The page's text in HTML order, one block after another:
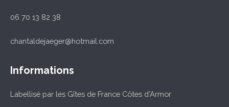
06 70 13 82 38
chantaldejaeger@hotmail.com
Informations
Labellisé par les Gîtes de France Côtes d'Armor